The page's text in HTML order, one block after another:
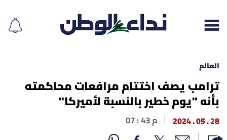
إقرأ الجريدة
لبنان
العالم
ترامب يصف اختتام مرافعات محاكمته
بأنه "يوم خطير بالنسبة لأميركا"
28 . 05 . 2024 07 : 43 م